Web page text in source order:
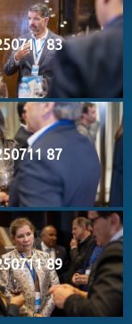
83
87
89